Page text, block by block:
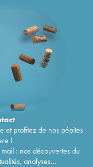
et profitez de nos pépites
!
: nos découvertes du
analyses...